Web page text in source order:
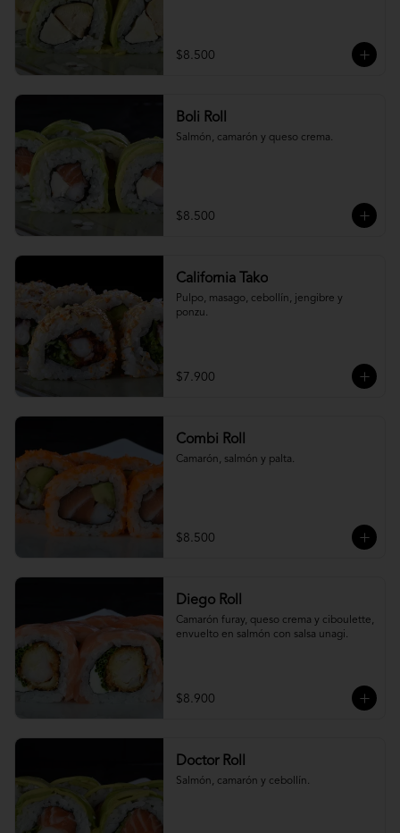
$8.500
Boli Roll
Salmón, camarón y queso crema.
$8.500
California Tako
Pulpo, masago, cebollín, jengibre y
ponzu.
$7.900
Combi Roll
Camarón, salmón y palta.
$8.500
Diego Roll
Camarón furay, queso crema y ciboulette,
envuelto en salmón con salsa unagi.
$8.900
Doctor Roll
Salmón, camarón y cebollín.